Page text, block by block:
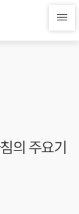
의 주요기